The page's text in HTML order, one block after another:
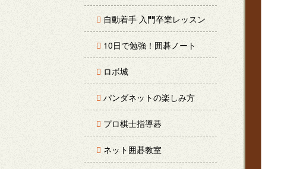
自動着手 入門卒業レッスン
10日で勉強！囲碁ノート
ロボ城
パンダネットの楽しみ方
プロ棋士指導碁
ネット囲碁教室